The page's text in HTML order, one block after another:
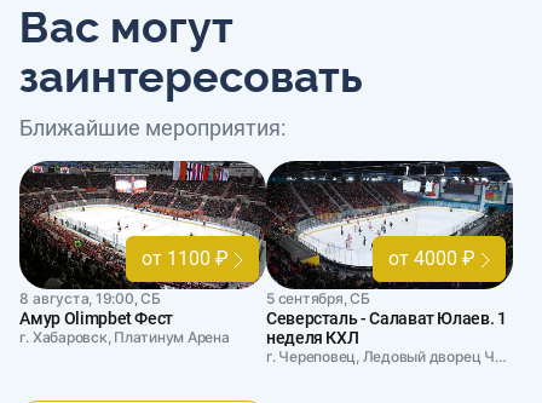
Вас могут
заинтересовать
Ближайшие мероприятия:
от 1100 ₽
8 августа, 19:00, СБ
Амур Olimpbet Фест
г. Хабаровск, Платинум Арена
от 4000 ₽
5 сентября, СБ
Северсталь - Салават Юлаев. 1
неделя КХЛ
г. Череповец, Ледовый дворец Череповец